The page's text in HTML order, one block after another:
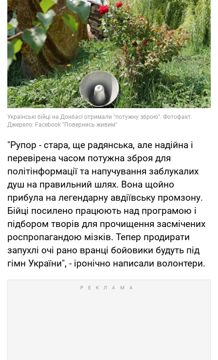
"Рупор - стара, ще радянська, але надійна і
перевірена часом потужна зброя для
політінформації та напучування заблукалих
душ на правильний шлях. Вона щойно
прибула на легендарну авдіївську промзону.
Бійці посилено працюють над програмою і
підбором творів для прочищення засмічених
роспропагандою мізків. Тепер продирати
запухлі очі рано вранці бойовики будуть під
гімн України", - іронічно написали волонтери.